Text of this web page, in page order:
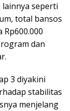
seperti
total bansos
dan
3 diyakini
stabilitas
menjelang